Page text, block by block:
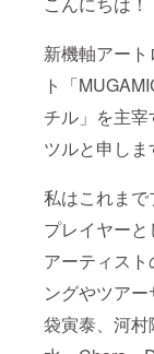
新機軸アー
ト「
チル」を主宰
ツルと申しま
私はこれまで
プレイヤーと
アーティスト
ングやツア
袋寅泰、河